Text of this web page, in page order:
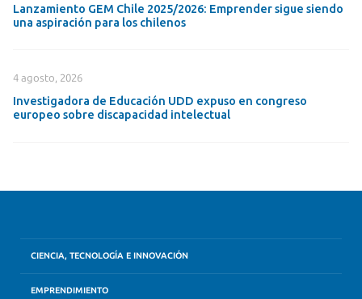
Lanzamiento GEM Chile 2025/2026: Emprender sigue siendo
una aspiración para los chilenos
4 agosto, 2026
Investigadora de Educación UDD expuso en congreso
europeo sobre discapacidad intelectual
CIENCIA, TECNOLOGÍA E INNOVACIÓN
EMPRENDIMIENTO